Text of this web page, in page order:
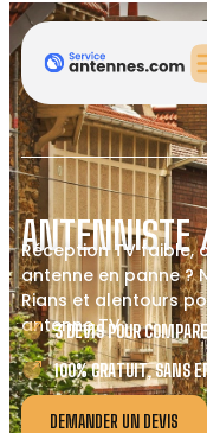
ANTENNISTE
Réception TV faible,
antenne en panne ?
Rians et alentours
antenne TV.
3 DEVIS POUR
100% GRATUIT, SANS
DEMANDER UN DEVIS